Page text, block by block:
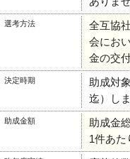
選考方法
全互協
会にお
金の交
決定時期
助成対
迄）し
助成金額
助成金
1件あた